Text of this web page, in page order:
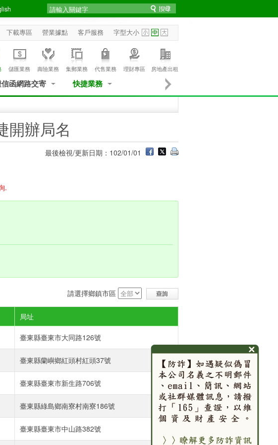
下載專區 營業據點 客戶服務 字型大小
儲匯業務 壽險業務 集郵業務 代售業務 理財專區 房地產出租
函網路交寄 快捷業務
開辦局名
最後檢視/更新日期：102/01/01
.
請選擇鄉鎮市區
局址
臺東縣臺東市大同路126號‎
臺東縣蘭嶼鄉紅頭村紅頭37號‎
臺東縣臺東市新生路706號‎
臺東縣綠島鄉南寮村南寮186號‎
臺東縣臺東市中山路382號‎